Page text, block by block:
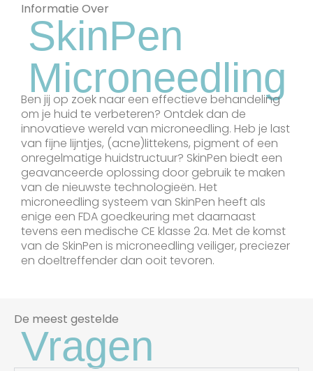
Informatie Over
SkinPen
Microneedling
Ben jij op zoek naar een effectieve behandeling
om je huid te verbeteren? Ontdek dan de
innovatieve wereld van microneedling. Heb je last
van fijne lijntjes, (acne)littekens, pigment of een
onregelmatige huidstructuur? SkinPen biedt een
geavanceerde oplossing door gebruik te maken
van de nieuwste technologieën. Het
microneedling systeem van SkinPen heeft als
enige een FDA goedkeuring met daarnaast
tevens een medische CE klasse 2a. Met de komst
van de SkinPen is microneedling veiliger, preciezer
en doeltreffender dan ooit tevoren.
De meest gestelde
Vragen